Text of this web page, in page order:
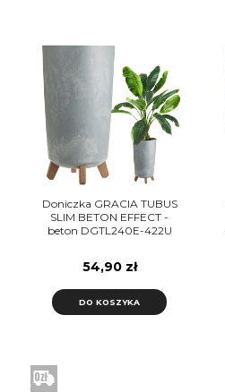
Doniczka GRACIA TUBUS
SLIM BETON EFFECT -
beton DGTL240E-422U
54,90 zł
DO KOSZYKA